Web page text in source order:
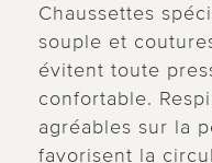
Chaussettes
souple et
évitent toute
confortable.
agréables sur la
favorisent la